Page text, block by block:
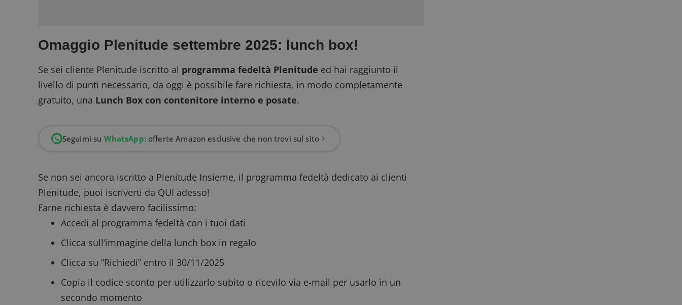
Omaggio Plenitude settembre 2025: lunch box!
Se sei cliente Plenitude iscritto al programma fedeltà Plenitude ed hai raggiunto il
livello di punti necessario, da oggi è possibile fare richiesta, in modo completamente
gratuito, una Lunch Box con contenitore interno e posate.
Seguimi su WhatsApp: offerte Amazon esclusive che non trovi sul sito
Se non sei ancora iscritto a Plenitude Insieme, il programma fedeltà dedicato ai clienti
Plenitude, puoi iscriverti da QUI adesso!
Farne richiesta è davvero facilissimo:
Accedi al programma fedeltà con i tuoi dati
Clicca sull’immagine della lunch box in regalo
Clicca su “Richiedi” entro il 30/11/2025
Copia il codice sconto per utilizzarlo subito o ricevilo via e-mail per usarlo in un
secondo momento